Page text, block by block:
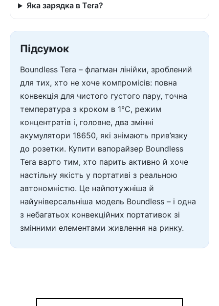
Яка зарядка в Tera?
Підсумок
Boundless Tera – флагман лінійки, зроблений
для тих, хто не хоче компромісів: повна
конвекція для чистого густого пару, точна
температура з кроком в 1°C, режим
концентратів і, головне, два змінні
акумулятори 18650, які знімають прив’язку
до розетки. Купити вапорайзер Boundless
Tera варто тим, хто парить активно й хоче
настільну якість у портативі з реальною
автономністю. Це найпотужніша й
найуніверсальніша модель Boundless – і одна
з небагатьох конвекційних портативок зі
змінними елементами живлення на ринку.